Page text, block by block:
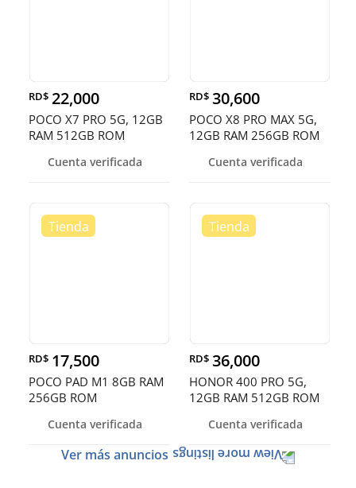
RD$ 22,000
POCO X7 PRO 5G, 12GB
RAM 512GB ROM
Cuenta verificada
RD$ 30,600
POCO X8 PRO MAX 5G,
12GB RAM 256GB ROM
Cuenta verificada
RD$ 17,500
POCO PAD M1 8GB RAM
256GB ROM
Cuenta verificada
RD$ 36,000
HONOR 400 PRO 5G,
12GB RAM 512GB ROM
Cuenta verificada
Ver más anuncios